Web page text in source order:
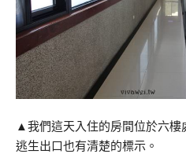
▲我們這天入住的房間位於六樓
逃生出口也有清楚的標示。